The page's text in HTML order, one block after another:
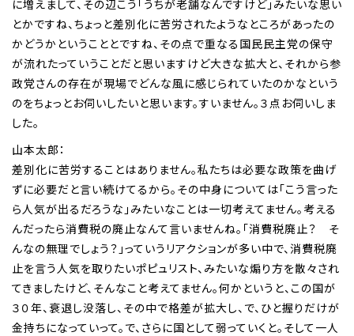
に増えまして、その辺こう「うちが老舗なんですけど」みたいな思い
とかですね、ちょっと差別化に苦労されたようなところがあったの
かどうかということとですね、その点で重なる国民民主党の保守
が流れたっていうことだと思いますけど大きな拡大と、それから参
政党さんの存在が現場でどんな風に感じられていたのかなという
のをちょっとお伺いしたいと思います。すいません。３点お伺いしま
した。
山本太郎：
差別化に苦労することはありません。私たちは必要な政策を曲げ
ずに必要だと言い続けてるから。その中身については「こう言った
ら人気が出るだろうな」みたいなことは一切考えてません。考える
んだったら消費税の廃止なんて言いませんね。「消費税廃止？ そ
んなの無理でしょう？」っていうリアクションが多い中で、消費税廃
止を言う人気を取りたいポピュリスト、みたいな煽り方を散々され
てきましたけど、そんなこと考えてません。何かというと、この国が
３０年、衰退し没落し、その中で格差が拡大し、で、ひと握りだけが
金持ちになっていって。で、さらに国として弱っていくと。そして一人